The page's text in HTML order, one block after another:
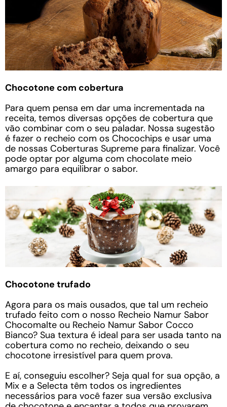
Chocotone com cobertura
Para quem pensa em dar uma incrementada na
receita, temos diversas opções de cobertura que
vão combinar com o seu paladar. Nossa sugestão
é fazer o recheio com os Chocochips e usar uma
de nossas Coberturas Supreme para finalizar. Você
pode optar por alguma com chocolate meio
amargo para equilibrar o sabor.
Chocotone trufado
Agora para os mais ousados, que tal um recheio
trufado feito com o nosso Recheio Namur Sabor
Chocomalte ou Recheio Namur Sabor Cocco
Bianco? Sua textura é ideal para ser usada tanto na
cobertura como no recheio, deixando o seu
chocotone irresistível para quem prova.
E aí, conseguiu escolher? Seja qual for sua opção, a
Mix e a Selecta têm todos os ingredientes
necessários para você fazer sua versão exclusiva